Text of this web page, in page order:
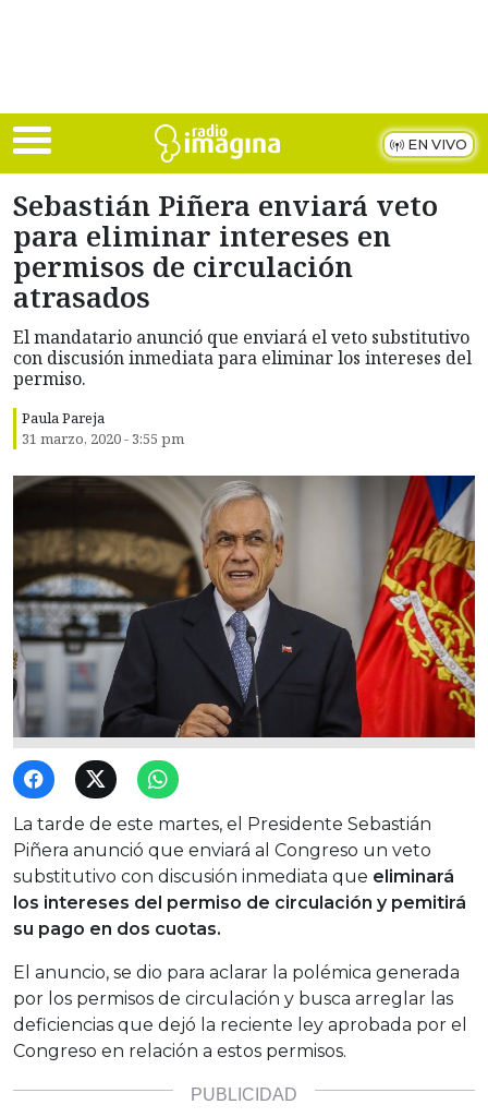
EN VIVO
Sebastián Piñera enviará veto
para eliminar intereses en
permisos de circulación
atrasados
El mandatario anunció que enviará el veto substitutivo
con discusión inmediata para eliminar los intereses del
permiso.
Paula Pareja
31 marzo, 2020 - 3:55 pm
La tarde de este martes, el Presidente Sebastián
Piñera anunció que enviará al Congreso un veto
substitutivo con discusión inmediata que eliminará
los intereses del permiso de circulación y pemitirá
su pago en dos cuotas.
El anuncio, se dio para aclarar la polémica generada
por los permisos de circulación y busca arreglar las
deficiencias que dejó la reciente ley aprobada por el
Congreso en relación a estos permisos.